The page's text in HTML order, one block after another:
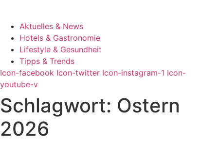
Aktuelles & News
Hotels & Gastronomie
Lifestyle & Gesundheit
Tipps & Trends
Icon-facebook Icon-twitter Icon-instagram-1 Icon-
youtube-v
Schlagwort: Ostern
2026